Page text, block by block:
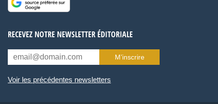
RECEVEZ NOTRE NEWSLETTER ÉDITORIALE
M’inscrire
Voir les précédentes newsletters